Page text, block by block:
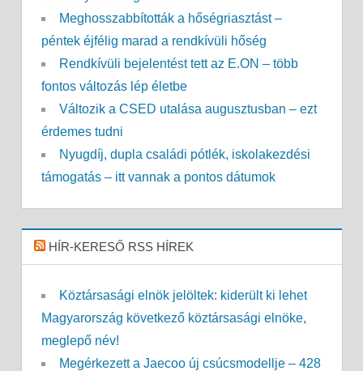
Meghosszabbították a hőségriasztást –
péntek éjfélig marad a rendkívüli hőség
Rendkívüli bejelentést tett az E.ON – több
fontos változás lép életbe
Változik a CSED utalása augusztusban – ezt
érdemes tudni
Nyugdíj, dupla családi pótlék, iskolakezdési
támogatás – itt vannak a pontos dátumok
HÍR-KERESŐ RSS HÍREK
Köztársasági elnök jelöltek: kiderült ki lehet
Magyarország következő köztársasági elnöke,
meglepő név!
Megérkezett a Jaecoo új csúcsmodellje – 428